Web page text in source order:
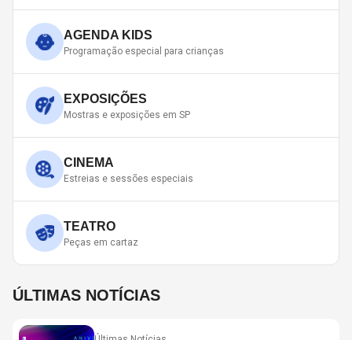
AGENDA KIDS
Programação especial para crianças
EXPOSIÇÕES
Mostras e exposições em SP
CINEMA
Estreias e sessões especiais
TEATRO
Peças em cartaz
ÚLTIMAS NOTÍCIAS